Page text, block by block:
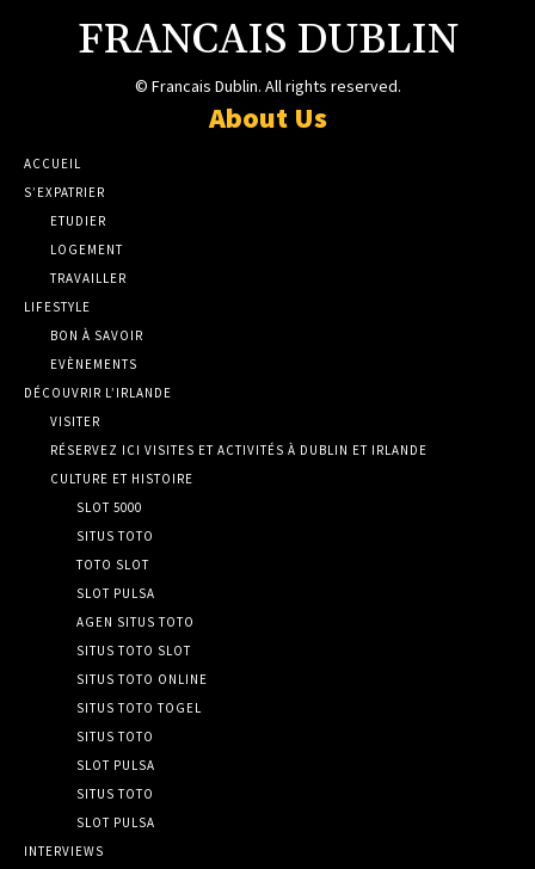
FRANCAIS DUBLIN
© Francais Dublin. All rights reserved.
About Us
ACCUEIL
S’EXPATRIER
ETUDIER
LOGEMENT
TRAVAILLER
LIFESTYLE
BON À SAVOIR
EVÈNEMENTS
DÉCOUVRIR L’IRLANDE
VISITER
RÉSERVEZ ICI VISITES ET ACTIVITÉS À DUBLIN ET IRLANDE
CULTURE ET HISTOIRE
SLOT 5000
SITUS TOTO
TOTO SLOT
SLOT PULSA
AGEN SITUS TOTO
SITUS TOTO SLOT
SITUS TOTO ONLINE
SITUS TOTO TOGEL
SITUS TOTO
SLOT PULSA
SITUS TOTO
SLOT PULSA
INTERVIEWS